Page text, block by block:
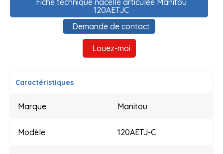
Demande de contact
Fiche technique nacelle articulée Manitou
120AETJC
Caractéristiques
Marque Manitou
Modèle 120AETJ-C
Louez-moi